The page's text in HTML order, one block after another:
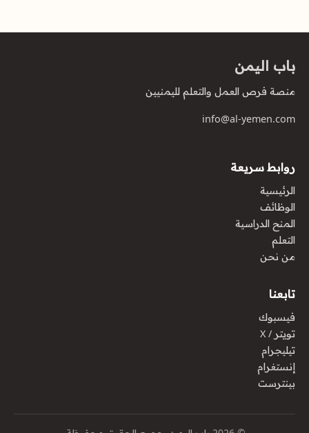
باب اليمن
منصة فرص العمل والتعلم لليمنيين
info@al-yemen.com
روابط سريعة
الرئيسية
الوظائف
المنح الدراسية
التعلم
من نحن
تابعنا
فيسبوك
تويتر / X
تيليجرام
إنستغرام
بينترست